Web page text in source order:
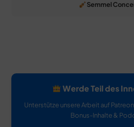
Semmel
Werde Teil des
Unterstütze unsere Arbeit auf
Bonus-Inhalte &